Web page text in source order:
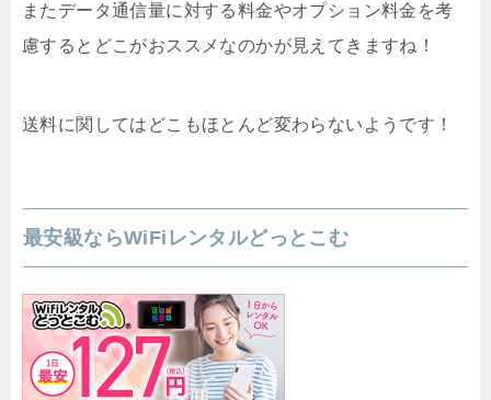
またデータ通信量に対する料金やオプション料金を考
慮するとどこがおススメなのかが見えてきますね！
送料に関してはどこもほとんど変わらないようです！
最安級ならWiFiレンタルどっとこむ